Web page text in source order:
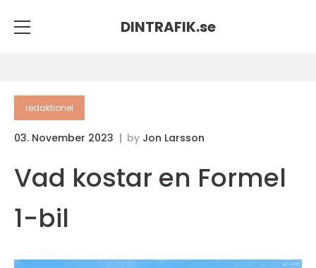
DINTRAFIK.se
redaktionel
03. November 2023 by Jon Larsson
Vad kostar en Formel
1-bil